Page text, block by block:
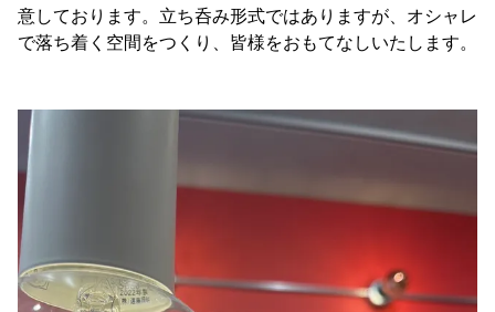
意しております。立ち呑み形式ではありますが、オシャレ
で落ち着く空間をつくり、皆様をおもてなしいたします。